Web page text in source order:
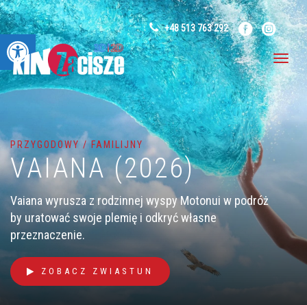
Otwórz pasek narzędzi +48 513 763 292
PRZYGODOWY / FAMILIJNY
VAIANA (2026)
Vaiana wyrusza z rodzinnej wyspy Motonui w podróż
by uratować swoje plemię i odkryć własne
przeznaczenie.
ZOBACZ ZWIASTUN